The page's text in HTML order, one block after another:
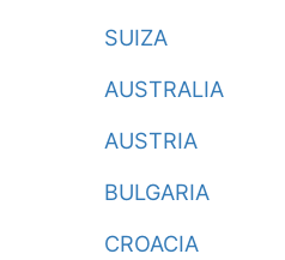
SUIZA
AUSTRALIA
AUSTRIA
BULGARIA
CROACIA